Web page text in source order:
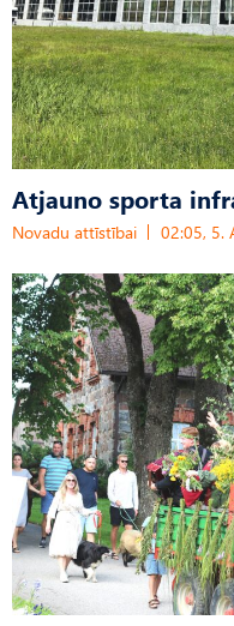
Atjauno sporta
Novadu attīstībai 02:05, 5.